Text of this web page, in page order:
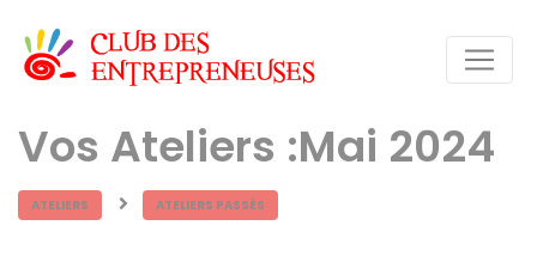
Vos Ateliers :Mai 2024
ATELIERS ATELIERS PASSÉS